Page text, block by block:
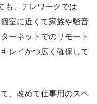
も、テレワークでは
室に近くて家族や騒音
ーネットでのリモート
レイかつ広く確保して
、改めて仕事用のスペ